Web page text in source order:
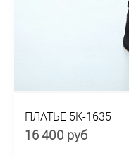
ПЛАТЬЕ 5К-1635
16 400 руб